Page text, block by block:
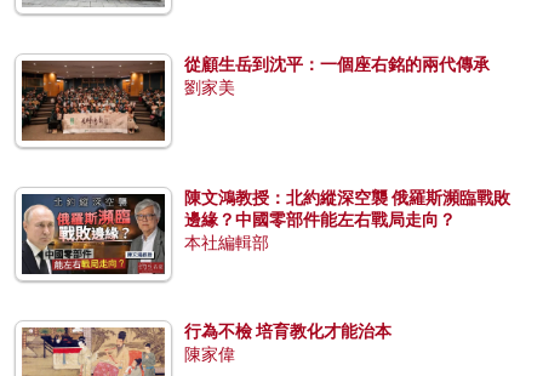
從顧生岳到沈平：一個座右銘的兩代傳承
劉家美
陳文鴻教授：北約縱深空襲 俄羅斯瀕臨戰敗
邊緣？中國零部件能左右戰局走向？
本社編輯部
行為不檢 培育教化才能治本
陳家偉